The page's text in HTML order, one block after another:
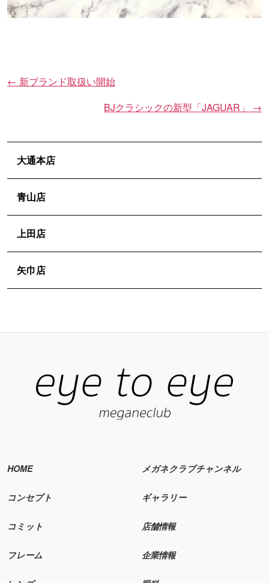
投
シ
ン
← 新ブランド取扱い開始
BJクラシックの新型「JAGUAR」 →
大通本店
青山店
上田店
矢巾店
HOME
コンセプト
コミット
フレーム
メガネクラブチャンネル
ギャラリー
店舗情報
企業情報